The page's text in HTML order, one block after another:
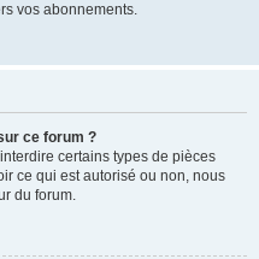
vos abonnements.
ce forum ?
certains types de pièces
ce qui est autorisé ou non, nous
du forum.